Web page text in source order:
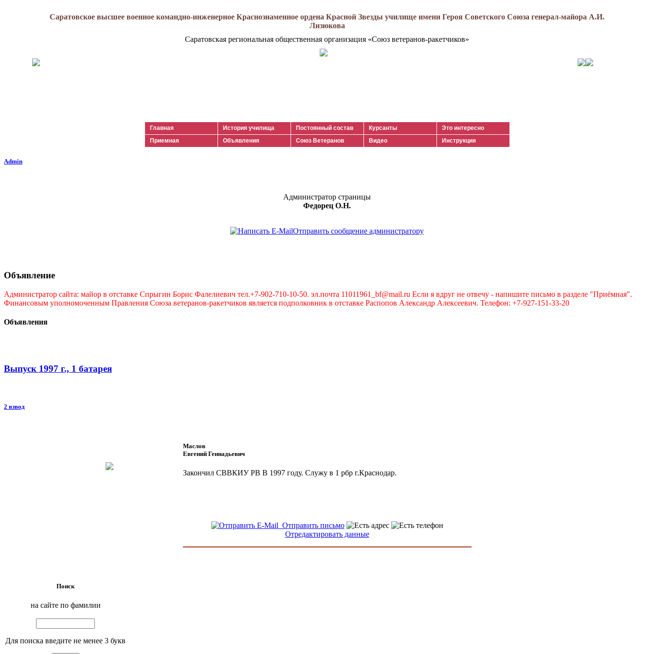
Саратовское высшее военное командно-инженерное Краснознаменное ордена Красной Звезды училище имени Героя Советского Союза генерал-майора А.И.
Лизюкова
Саратовская региональная общественная организация «Союз ветеранов-ракетчиков»
Главная История училища Постоянный состав Курсанты
Это интересно
Приемная
Объявления Союз Ветеранов Видео Инструкция
Admin
Администратор страницы
Федорец О.Н.
Отправить сообщение администратору
Объявление
Администратор сайта: майор в отставке Спрыгин Борис Фалелиевич тел.+7-902-710-10-50. эл.почта 11011961_bf@mail.ru Если я вдруг не отвечу - напишите письмо в разделе "Приёмная".
Финансовым уполномоченным Правления Союза ветеранов-ракетчиков является подполковник в отставке Распопов Александр Алексеевич. Телефон: +7-927-151-33-20
Объявления
Выпуск 1997 г., 1 батарея
2 взвод
Маслов
Евгений Геннадьевич
Закончил СВВКИУ РВ В 1997 году. Служу в 1 рбр г.Краснодар.
Отправить письмо
Отредактировать данные
Поиск
на сайте по фамилии
Для поиска введите не менее 3 букв